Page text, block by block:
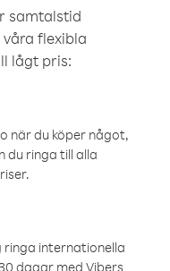
samtalstid
flexibla
lågt pris:
när du köper något,
du ringa till alla
internationella
dagar med Vibers